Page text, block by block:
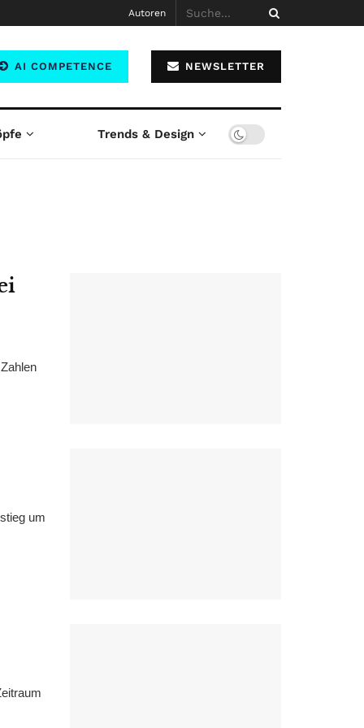
Autoren
AI COMPETENCE NEWSLETTER
Trends & Design
um